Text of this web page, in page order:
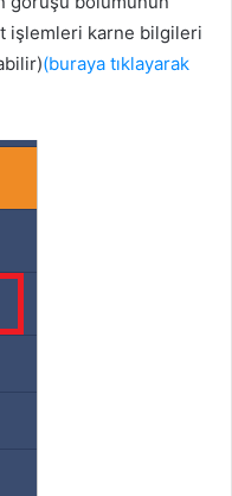
işlemleri karne bilgileri
(buraya tıklayarak